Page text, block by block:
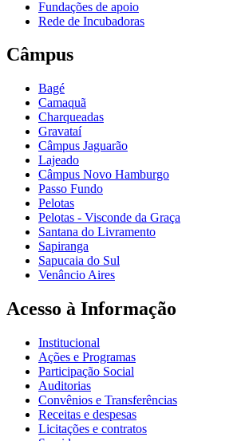
Fundações de apoio
Rede de Incubadoras
Câmpus
Bagé
Camaquã
Charqueadas
Gravataí
Câmpus Jaguarão
Lajeado
Câmpus Novo Hamburgo
Passo Fundo
Pelotas
Pelotas - Visconde da Graça
Santana do Livramento
Sapiranga
Sapucaia do Sul
Venâncio Aires
Acesso à Informação
Institucional
Ações e Programas
Participação Social
Auditorias
Convênios e Transferências
Receitas e despesas
Licitações e contratos